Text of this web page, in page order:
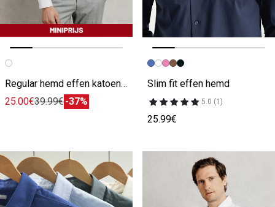
Vorige afbeelding
Volgende beeld
Regular hemd effen katoen open mao-kraag
25.00€39.99€-37%
Vorige afbeelding
Volgende beeld
Slim fit effen hemd
5.0 (1)
25.99€